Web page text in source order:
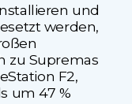
und
werden,
zu Supremas
F2,
um 47 %